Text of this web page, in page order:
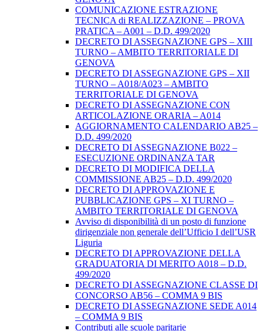
COMUNICAZIONE ESTRAZIONE
TECNICA di REALIZZAZIONE – PROVA
PRATICA – A001 – D.D. 499/2020
DECRETO DI ASSEGNAZIONE GPS – XIII
TURNO – AMBITO TERRITORIALE DI
GENOVA
DECRETO DI ASSEGNAZIONE GPS – XII
TURNO – A018/A023 – AMBITO
TERRITORIALE DI GENOVA
DECRETO DI ASSEGNAZIONE CON
ARTICOLAZIONE ORARIA – A014
AGGIORNAMENTO CALENDARIO AB25 –
D.D. 499/2020
DECRETO DI ASSEGNAZIONE B022 –
ESECUZIONE ORDINANZA TAR
DECRETO DI MODIFICA DELLA
COMMISSIONE AB25 – D.D. 499/2020
DECRETO DI APPROVAZIONE E
PUBBLICAZIONE GPS – XI TURNO –
AMBITO TERRITORIALE DI GENOVA
Avviso di disponibilità di un posto di funzione
dirigenziale non generale dell’Ufficio I dell’USR
Liguria
DECRETO DI APPROVAZIONE DELLA
GRADUATORIA DI MERITO A018 – D.D.
499/2020
DECRETO DI ASSEGNAZIONE CLASSE DI
CONCORSO AB56 – COMMA 9 BIS
DECRETO DI ASSEGNAZIONE SEDE A014
– COMMA 9 BIS
Contributi alle scuole paritarie